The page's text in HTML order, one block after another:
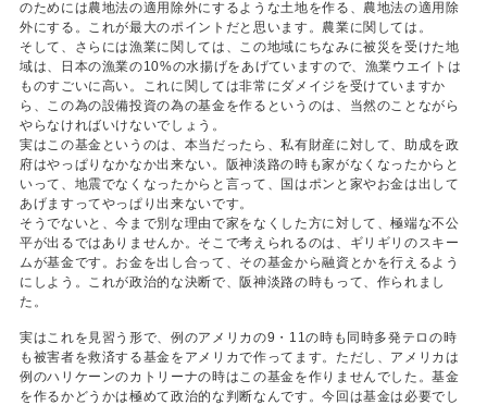
のためには農地法の適用除外にするような土地を作る、農地法の適用除
外にする。これが最大のポイントだと思います。農業に関しては。
そして、さらには漁業に関しては、この地域にちなみに被災を受けた地
域は、日本の漁業の10%の水揚げをあげていますので、漁業ウエイトは
ものすごいに高い。これに関しては非常にダメイジを受けていますか
ら、この為の設備投資の為の基金を作るというのは、当然のことながら
やらなければいけないでしょう。
実はこの基金というのは、本当だったら、私有財産に対して、助成を政
府はやっぱりなかなか出来ない。阪神淡路の時も家がなくなったからと
いって、地震でなくなったからと言って、国はポンと家やお金は出して
あげますってやっぱり出来ないです。
そうでないと、今まで別な理由で家をなくした方に対して、極端な不公
平が出るではありませんか。そこで考えられるのは、ギリギリのスキー
ムが基金です。お金を出し合って、その基金から融資とかを行えるよう
にしよう。これが政治的な決断で、阪神淡路の時もって、作られまし
た。
実はこれを見習う形で、例のアメリカの9・11の時も同時多発テロの時
も被害者を救済する基金をアメリカで作ってます。ただし、アメリカは
例のハリケーンのカトリーナの時はこの基金を作りませんでした。基金
を作るかどうかは極めて政治的な判断なんです。今回は基金は必要でし